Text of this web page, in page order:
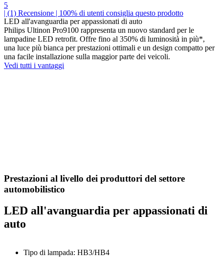
5
| (1) Recensione | 100% di utenti consiglia questo prodotto
LED all'avanguardia per appassionati di auto
Philips Ultinon Pro9100 rappresenta un nuovo standard per le
lampadine LED retrofit. Offre fino al 350% di luminosità in più*,
una luce più bianca per prestazioni ottimali e un design compatto per
una facile installazione sulla maggior parte dei veicoli.
Vedi tutti i vantaggi
Prestazioni al livello dei produttori del settore
automobilistico
LED all'avanguardia per appassionati di
auto
Tipo di lampada: HB3/HB4